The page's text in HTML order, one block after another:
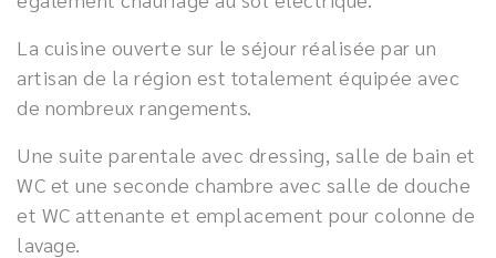
La cuisine ouverte sur le séjour réalisée par un
artisan de la région est totalement équipée avec
de nombreux rangements.
Une suite parentale avec dressing, salle de bain et
WC et une seconde chambre avec salle de douche
et WC attenante et emplacement pour colonne de
lavage.